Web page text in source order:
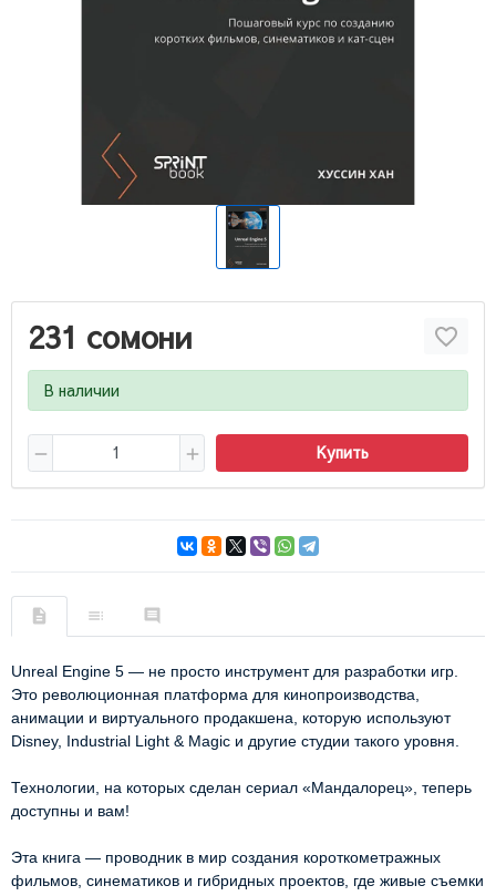
231 сомони
В наличии
Купить
Unreal Engine 5 — не просто инструмент для разработки игр.
Это революционная платформа для кинопроизводства,
анимации и виртуального продакшена, которую используют
Disney, Industrial Light & Magic и другие студии такого уровня.
Технологии, на которых сделан сериал «Мандалорец», теперь
доступны и вам!
Эта книга — проводник в мир создания короткометражных
фильмов, синематиков и гибридных проектов, где живые съемки